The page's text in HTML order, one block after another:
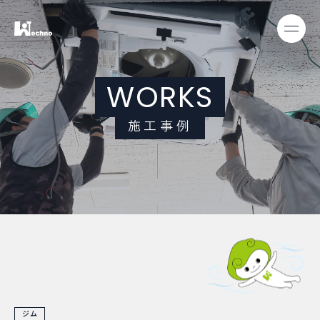
WORKS
施 工 事例
ジム